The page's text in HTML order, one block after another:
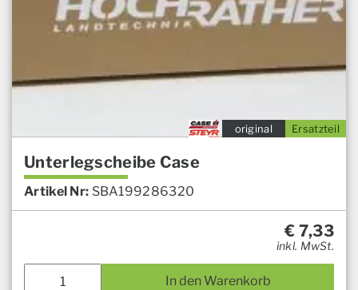
Ersatzteil
original
Unterlegscheibe Case
Artikel Nr: SBA199286320
€ 7,33
inkl. MwSt.
In den Warenkorb